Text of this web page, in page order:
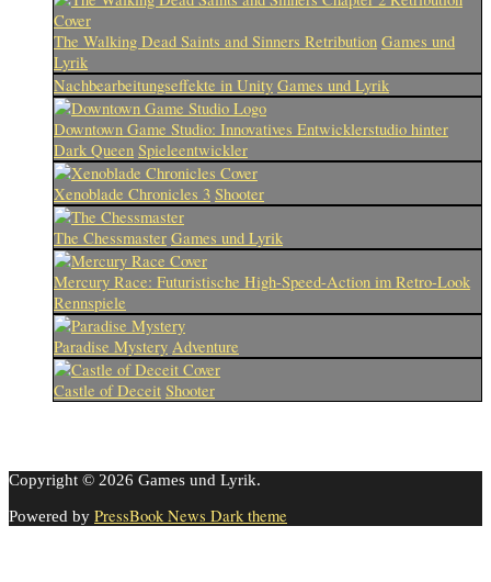
The Walking Dead Saints and Sinners Retribution Games und
Lyrik
Nachbearbeitungseffekte in Unity Games und Lyrik
Downtown Game Studio: Innovatives Entwicklerstudio hinter
Dark Queen Spieleentwickler
Xenoblade Chronicles 3 Shooter
The Chessmaster Games und Lyrik
Mercury Race: Futuristische High-Speed-Action im Retro-Look
Rennspiele
Paradise Mystery Adventure
Castle of Deceit Shooter
Copyright © 2026 Games und Lyrik.
Powered by PressBook News Dark theme